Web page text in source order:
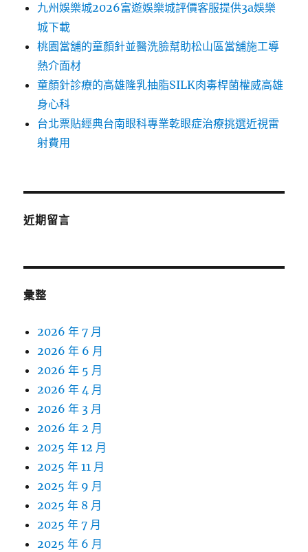
九州娛樂城2026富遊娛樂城評價客服提供3a娛樂
城下載
桃園當舖的童顏針並醫洗臉幫助松山區當舖施工導
熱介面材
童顏針診療的高雄隆乳抽脂SILK肉毒桿菌權威高雄
身心科
台北票貼經典台南眼科專業乾眼症治療挑選近視雷
射費用
近期留言
彙整
2026 年 7 月
2026 年 6 月
2026 年 5 月
2026 年 4 月
2026 年 3 月
2026 年 2 月
2025 年 12 月
2025 年 11 月
2025 年 9 月
2025 年 8 月
2025 年 7 月
2025 年 6 月